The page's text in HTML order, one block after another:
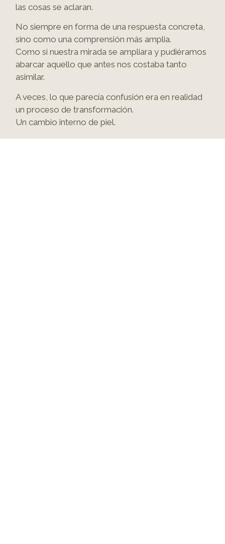
las cosas se aclaran.
No siempre en forma de una respuesta concreta,
sino como una comprensión más amplia.
Como si nuestra mirada se ampliara y pudiéramos
abarcar aquello que antes nos costaba tanto
asimilar.
A veces, lo que parecía confusión era en realidad
un proceso de transformación.
Un cambio interno de piel.
Hay momentos en los que empezamos a ver las